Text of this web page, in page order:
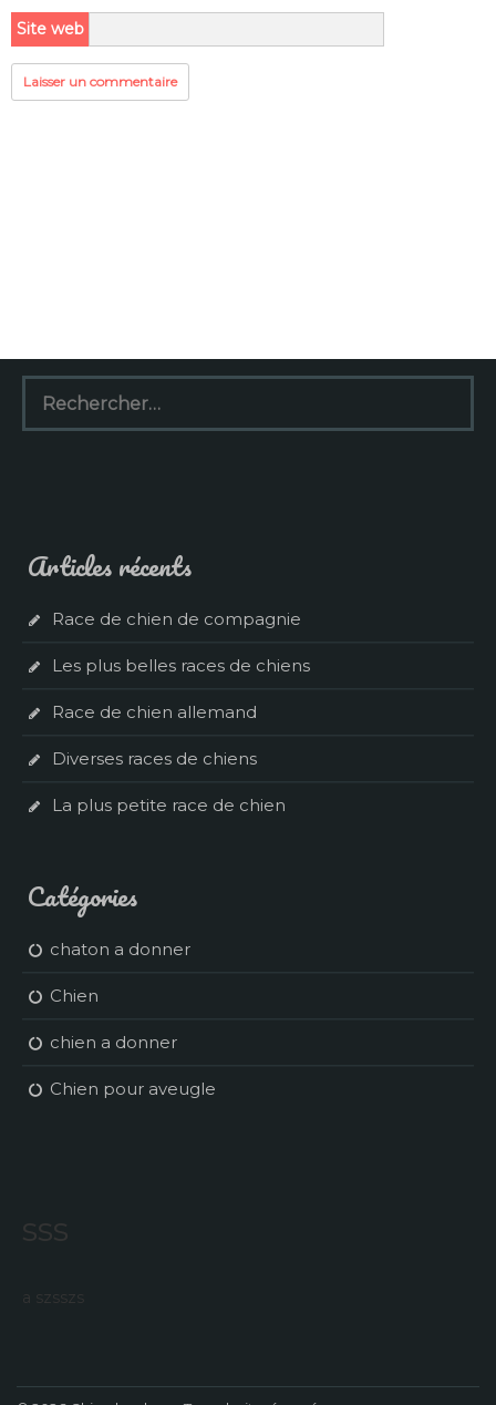
Site web
Rechercher :
Articles récents
Race de chien de compagnie
Les plus belles races de chiens
Race de chien allemand
Diverses races de chiens
La plus petite race de chien
Catégories
chaton a donner
Chien
chien a donner
Chien pour aveugle
sss
a szsszs